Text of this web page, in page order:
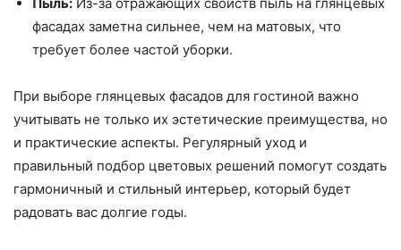
фасадах заметна сильнее, чем на матовых, что
требует более частой уборки.
При выборе глянцевых фасадов для гостиной важно
учитывать не только их эстетические преимущества, но
и практические аспекты. Регулярный уход и
правильный подбор цветовых решений помогут создать
гармоничный и стильный интерьер, который будет
радовать вас долгие годы.